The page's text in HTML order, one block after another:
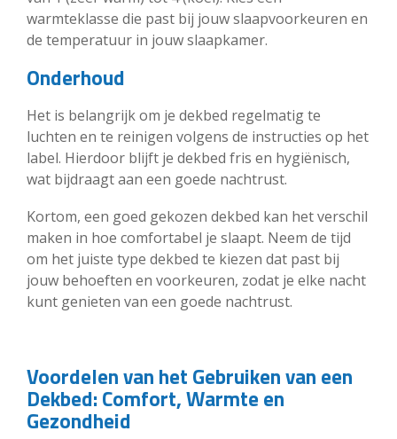
warmteklasse die past bij jouw slaapvoorkeuren en
de temperatuur in jouw slaapkamer.
Onderhoud
Het is belangrijk om je dekbed regelmatig te
luchten en te reinigen volgens de instructies op het
label. Hierdoor blijft je dekbed fris en hygiënisch,
wat bijdraagt aan een goede nachtrust.
Kortom, een goed gekozen dekbed kan het verschil
maken in hoe comfortabel je slaapt. Neem de tijd
om het juiste type dekbed te kiezen dat past bij
jouw behoeften en voorkeuren, zodat je elke nacht
kunt genieten van een goede nachtrust.
Voordelen van het Gebruiken van een
Dekbed: Comfort, Warmte en
Gezondheid